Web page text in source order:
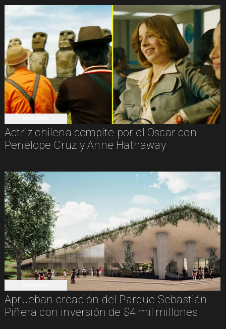
Actriz chilena compite por el Oscar con
Penélope Cruz y Anne Hathaway
Aprueban creación del Parque Sebastián
Piñera con inversión de $4 mil millones